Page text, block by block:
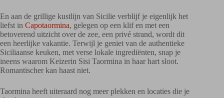
En aan de grillige kustlijn van Sicilie verblijf je eigenlijk het
liefst in Capotaormina, gelegen op een klif en met een
betoverend uitzicht over de zee, een privé strand, wordt dit
een heerlijke vakantie. Terwijl je geniet van de authentieke
Siciliaanse keuken, met verse lokale ingrediënten, snap je
ineens waarom Keizerin Sisi Taormina in haar hart sloot.
Romantischer kan haast niet.
Taormina heeft uiteraard nog meer plekken en locaties die je